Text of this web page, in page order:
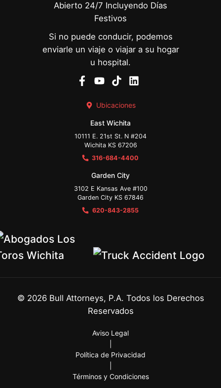
Abierto 24/7 Incluyendo Días
Festivos
Si no puede conducir, podemos
enviarle un viaje o viajar a su hogar
u hospital.
Ubicaciones
East Wichita
10111 E. 21st St. N #204
Wichita KS 67206
316-684-4400
Garden City
3102 E Kansas Ave #100
Garden City KS 67846
620-843-2855
© 2026 Bull Attorneys, P.A. Todos los Derechos
Reservados
Aviso Legal
Política de Privacidad
Términos y Condiciones